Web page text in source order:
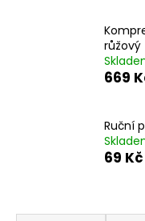
růžový
669
Ruční
69 Kč
Ř